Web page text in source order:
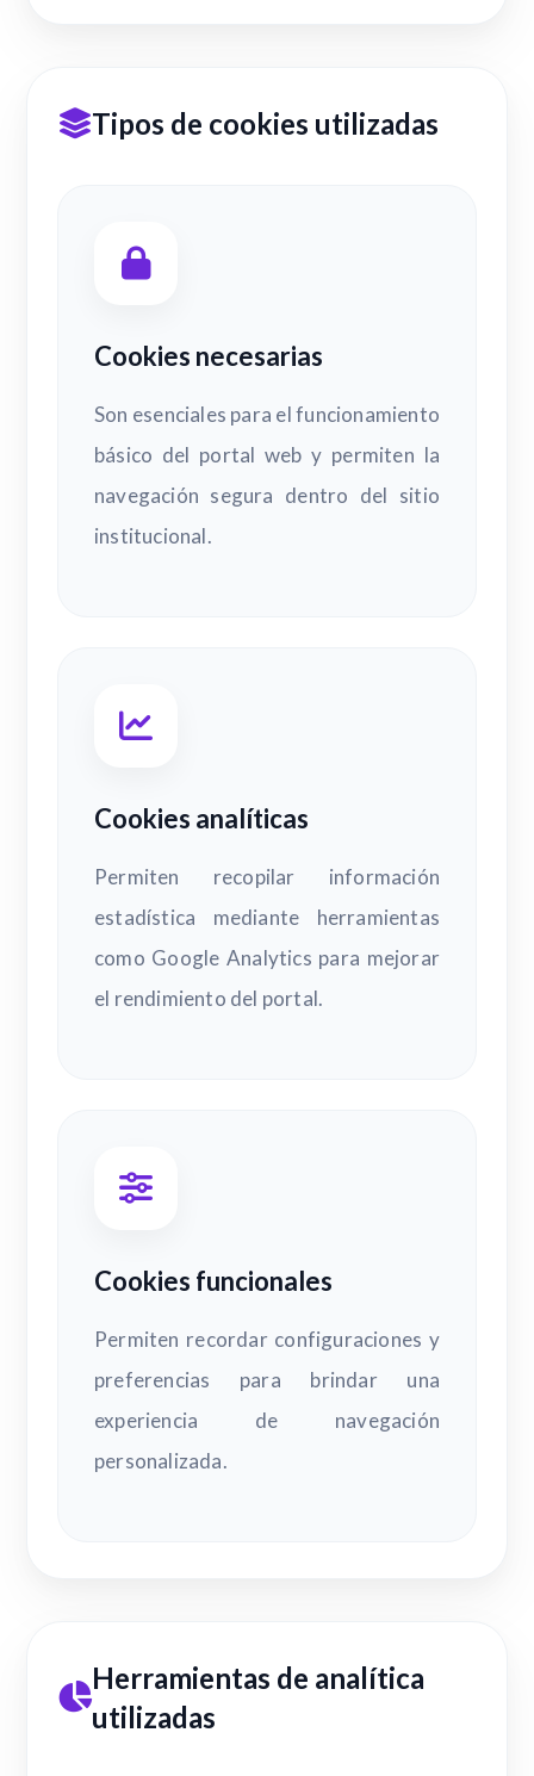
Tipos de cookies utilizadas
Cookies necesarias
Son esenciales para el funcionamiento
básico del portal web y permiten la
navegación segura dentro del sitio
institucional.
Cookies analíticas
Permiten recopilar información
estadística mediante herramientas
como Google Analytics para mejorar
el rendimiento del portal.
Cookies funcionales
Permiten recordar configuraciones y
preferencias para brindar una
experiencia de navegación
personalizada.
Herramientas de analítica
utilizadas